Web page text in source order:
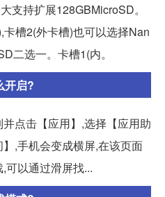
支持扩展128GBMicroSD。
槽2(外卡槽)也可以选择Nan
二选一。卡槽1(内。
开启?
点击【应用】,选择【应用助
,手机会变成横屏,在该页面
可以通过滑屏找...